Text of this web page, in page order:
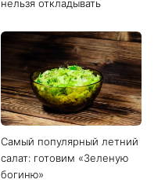
нельзя откладывать
Самый популярный летний
салат: готовим «Зеленую
богиню»